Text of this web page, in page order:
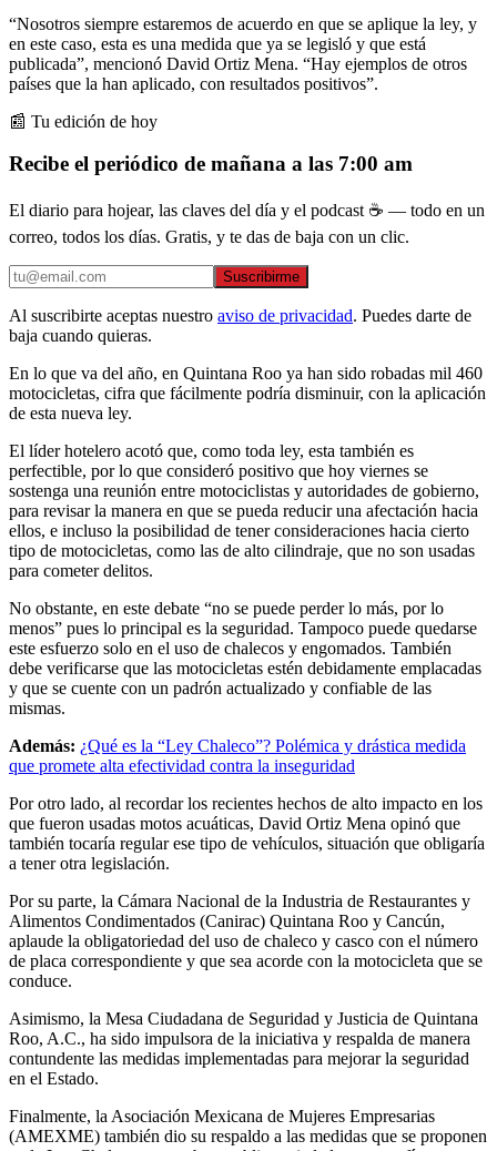
“Nosotros siempre estaremos de acuerdo en que se aplique la ley, y
en este caso, esta es una medida que ya se legisló y que está
publicada”, mencionó David Ortiz Mena. “Hay ejemplos de otros
países que la han aplicado, con resultados positivos”.
📰 Tu edición de hoy
Recibe el periódico de mañana a las 7:00 am
El diario para hojear, las claves del día y el podcast ☕ — todo en un
correo, todos los días. Gratis, y te das de baja con un clic.
Suscribirme
Al suscribirte aceptas nuestro aviso de privacidad. Puedes darte de
baja cuando quieras.
En lo que va del año, en Quintana Roo ya han sido robadas mil 460
motocicletas, cifra que fácilmente podría disminuir, con la aplicación
de esta nueva ley.
El líder hotelero acotó que, como toda ley, esta también es
perfectible, por lo que consideró positivo que hoy viernes se
sostenga una reunión entre motociclistas y autoridades de gobierno,
para revisar la manera en que se pueda reducir una afectación hacia
ellos, e incluso la posibilidad de tener consideraciones hacia cierto
tipo de motocicletas, como las de alto cilindraje, que no son usadas
para cometer delitos.
No obstante, en este debate “no se puede perder lo más, por lo
menos” pues lo principal es la seguridad. Tampoco puede quedarse
este esfuerzo solo en el uso de chalecos y engomados. También
debe verificarse que las motocicletas estén debidamente emplacadas
y que se cuente con un padrón actualizado y confiable de las
mismas.
Además: ¿Qué es la “Ley Chaleco”? Polémica y drástica medida
que promete alta efectividad contra la inseguridad
Por otro lado, al recordar los recientes hechos de alto impacto en los
que fueron usadas motos acuáticas, David Ortiz Mena opinó que
también tocaría regular ese tipo de vehículos, situación que obligaría
a tener otra legislación.
Por su parte, la Cámara Nacional de la Industria de Restaurantes y
Alimentos Condimentados (Canirac) Quintana Roo y Cancún,
aplaude la obligatoriedad del uso de chaleco y casco con el número
de placa correspondiente y que sea acorde con la motocicleta que se
conduce.
Asimismo, la Mesa Ciudadana de Seguridad y Justicia de Quintana
Roo, A.C., ha sido impulsora de la iniciativa y respalda de manera
contundente las medidas implementadas para mejorar la seguridad
en el Estado.
Finalmente, la Asociación Mexicana de Mujeres Empresarias
(AMEXME) también dio su respaldo a las medidas que se proponen